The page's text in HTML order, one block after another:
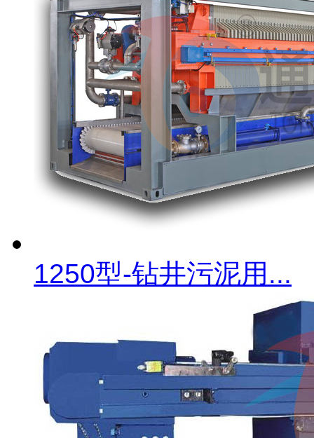
1250型-钻井污泥用...